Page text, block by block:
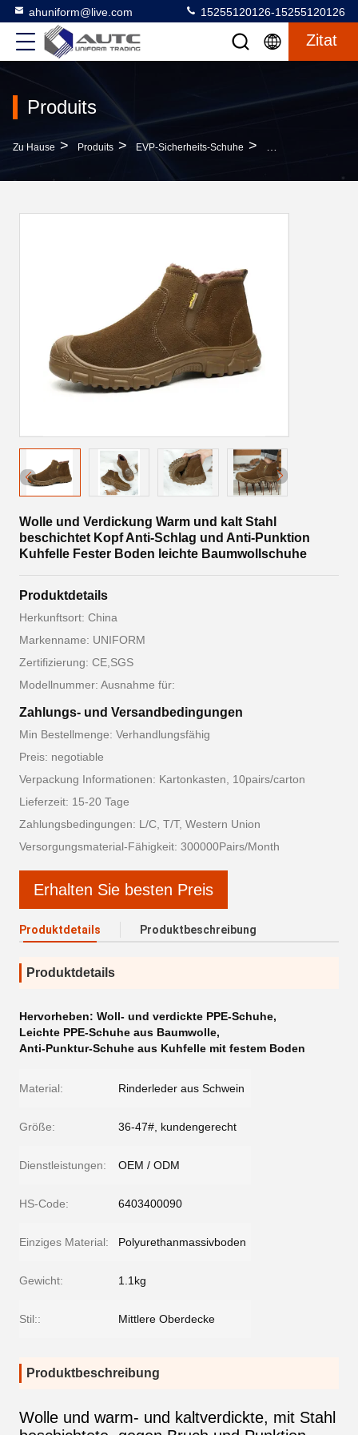
ahuniform@live.com 15255120126-15255120126
Zitat
Produits
Zu Hause > Produits > EVP-Sicherheits-Schuhe > Wolle Und
Wolle und Verdickung Warm und kalt Stahl
beschichtet Kopf Anti-Schlag und Anti-Punktion
Kuhfelle Fester Boden leichte Baumwollschuhe
Produktdetails
Herkunftsort: China
Markenname: UNIFORM
Zertifizierung: CE,SGS
Modellnummer: Ausnahme für:
Zahlungs- und Versandbedingungen
Min Bestellmenge: Verhandlungsfähig
Preis: negotiable
Verpackung Informationen: Kartonkasten, 10pairs/carton
Lieferzeit: 15-20 Tage
Zahlungsbedingungen: L/C, T/T, Western Union
Versorgungsmaterial-Fähigkeit: 300000Pairs/Month
Erhalten Sie besten Preis
Produktdetails Produktbeschreibung
Produktdetails
Hervorheben: Woll- und verdickte PPE-Schuhe,
Leichte PPE-Schuhe aus Baumwolle,
Anti-Punktur-Schuhe aus Kuhfelle mit festem Boden
Material: Rinderleder aus Schwein
Größe: 36-47#, kundengerecht
Dienstleistungen: OEM / ODM
HS-Code: 6403400090
Einziges Material: Polyurethanmassivboden
Gewicht: 1.1kg
Stil:: Mittlere Oberdecke
Produktbeschreibung
Wolle und warm- und kaltverdickte, mit Stahl